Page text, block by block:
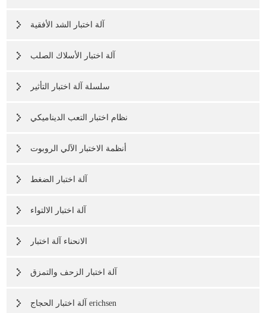
آلة اختبار الشد الأفقية
آلة اختبار الأسلاك الصلب
سلسلة آلة اختبار التأثير
نظام اختبار التعب الديناميكي
أنظمة الاختبار الآلي الروبوت
آلة اختبار الضغط
آلة اختبار الالتواء
الانحناء آلة اختبار
آلة اختبار الزحف والتمزق
آلة اختبار الحجاج erichsen